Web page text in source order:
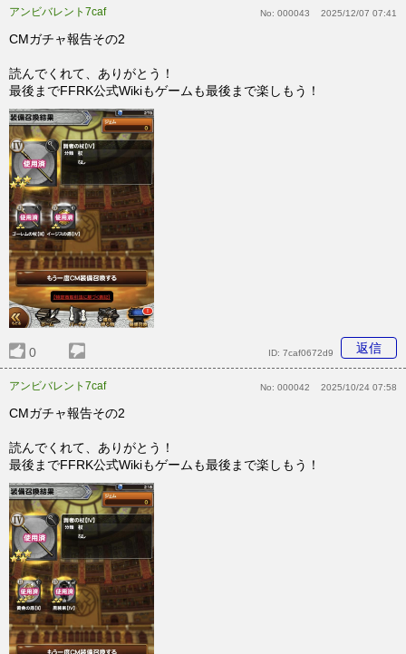
アンビバレント7caf No: 000043 2025/12/07 07:41
CMガチャ報告その2
読んでくれて、ありがとう！
最後までFFRK公式Wikiもゲームも最後まで楽しもう！
0 返信
ID: 7caf0672d9
アンビバレント7caf No: 000042 2025/10/24 07:58
CMガチャ報告その2
読んでくれて、ありがとう！
最後までFFRK公式Wikiもゲームも最後まで楽しもう！